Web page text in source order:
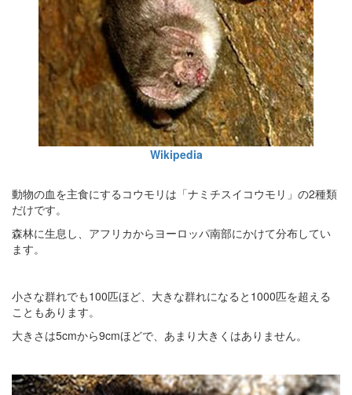
Wikipedia
動物の血を主食にするコウモリは「ナミチスイコウモリ」の2種類
だけです。
森林に生息し、アフリカからヨーロッパ南部にかけて分布してい
ます。
小さな群れでも100匹ほど、大きな群れになると1000匹を超える
こともあります。
大きさは5cmから9cmほどで、あまり大きくはありません。